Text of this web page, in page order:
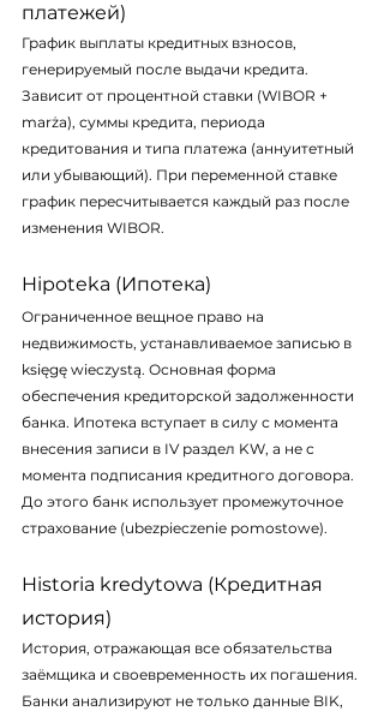
платежей)
График выплаты кредитных взносов,
генерируемый после выдачи кредита.
Зависит от процентной ставки (WIBOR +
marża), суммы кредита, периода
кредитования и типа платежа (аннуитетный
или убывающий). При переменной ставке
график пересчитывается каждый раз после
изменения WIBOR.
Hipoteka (Ипотека)
Ограниченное вещное право на
недвижимость, устанавливаемое записью в
księgę wieczystą. Основная форма
обеспечения кредиторской задолженности
банка. Ипотека вступает в силу с момента
внесения записи в IV раздел KW, а не с
момента подписания кредитного договора.
До этого банк использует промежуточное
страхование (ubezpieczenie pomostowe).
Historia kredytowa (Кредитная
история)
История, отражающая все обязательства
заёмщика и своевременность их погашения.
Банки анализируют не только данные BIK,